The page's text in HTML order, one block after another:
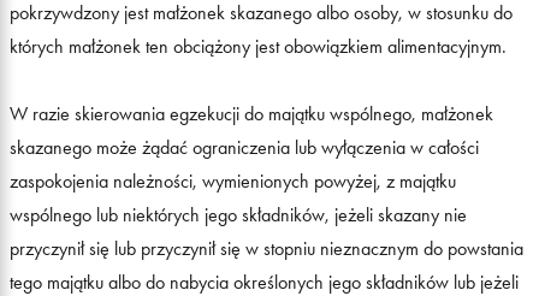
pokrzywdzony jest małżonek skazanego albo osoby, w stosunku do
których małżonek ten obciążony jest obowiązkiem alimentacyjnym.
W razie skierowania egzekucji do majątku wspólnego, małżonek
skazanego może żądać ograniczenia lub wyłączenia w całości
zaspokojenia należności, wymienionych powyżej, z majątku
wspólnego lub niektórych jego składników, jeżeli skazany nie
przyczynił się lub przyczynił się w stopniu nieznacznym do powstania
tego majątku albo do nabycia określonych jego składników lub jeżeli